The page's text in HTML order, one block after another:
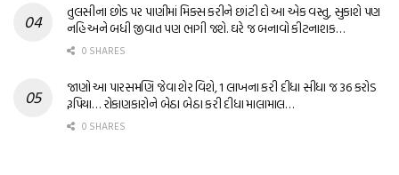
તુલસીના છોડ પર પાણીમાં મિક્સ કરીને છાંટી દો આ એક વસ્તુ, સુકાશે પણ
નહિ અને બધી જીવાત પણ ભાગી જશે. ઘરે જ બનાવો કીટનાશક…
0 SHARES
જાણો આ પારસમણિ જેવા શેર વિશે, 1 લાખના કરી દીધા સીધા જ 36 કરોડ
રૂપિયા… રોકાણકારોને બેઠા બેઠા કરી દીધા માલામાલ…
0 SHARES